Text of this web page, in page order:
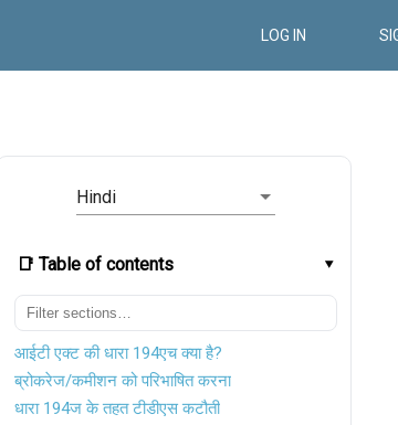
LOG IN
Hindi
📑 Table of contents
आईटी एक्ट की धारा 194एच क्या है?
ब्रोकरेज/कमीशन को परिभाषित करना
धारा 194ज के तहत टीडीएस कटौती